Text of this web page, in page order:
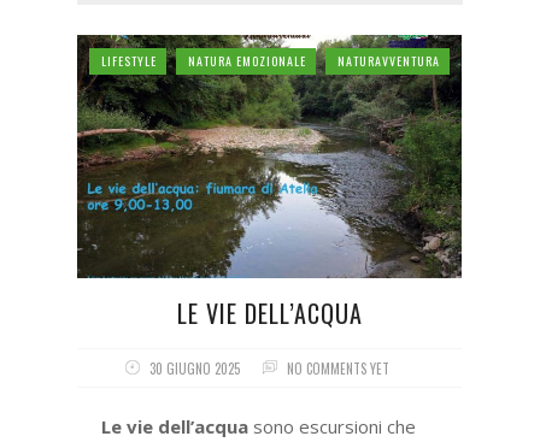
LIFESTYLE NATURA EMOZIONALE NATURAVVENTURA
LE VIE DELL’ACQUA
30 GIUGNO 2025 NO COMMENTS YET
Le vie dell’acqua sono escursioni che